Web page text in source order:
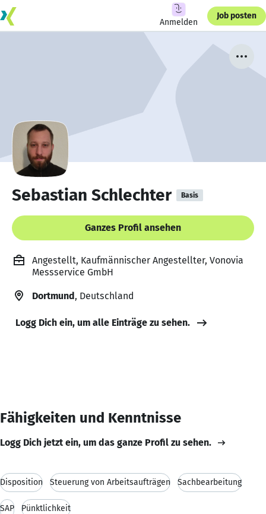
Anmelden
Job posten
Sebastian Schlechter Basis
Ganzes Profil ansehen
Angestellt, Kaufmännischer Angestellter, Vonovia
Messservice GmbH
Dortmund, Deutschland
Logg Dich ein, um alle Einträge zu sehen.
Fähigkeiten und Kenntnisse
Logg Dich jetzt ein, um das ganze Profil zu sehen.
Disposition Steuerung von Arbeitsaufträgen Sachbearbeitung
SAP Pünktlichkeit